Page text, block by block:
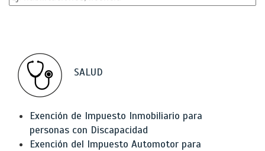
SALUD
Exención de Impuesto Inmobiliario para
personas con Discapacidad
Exención del Impuesto Automotor para